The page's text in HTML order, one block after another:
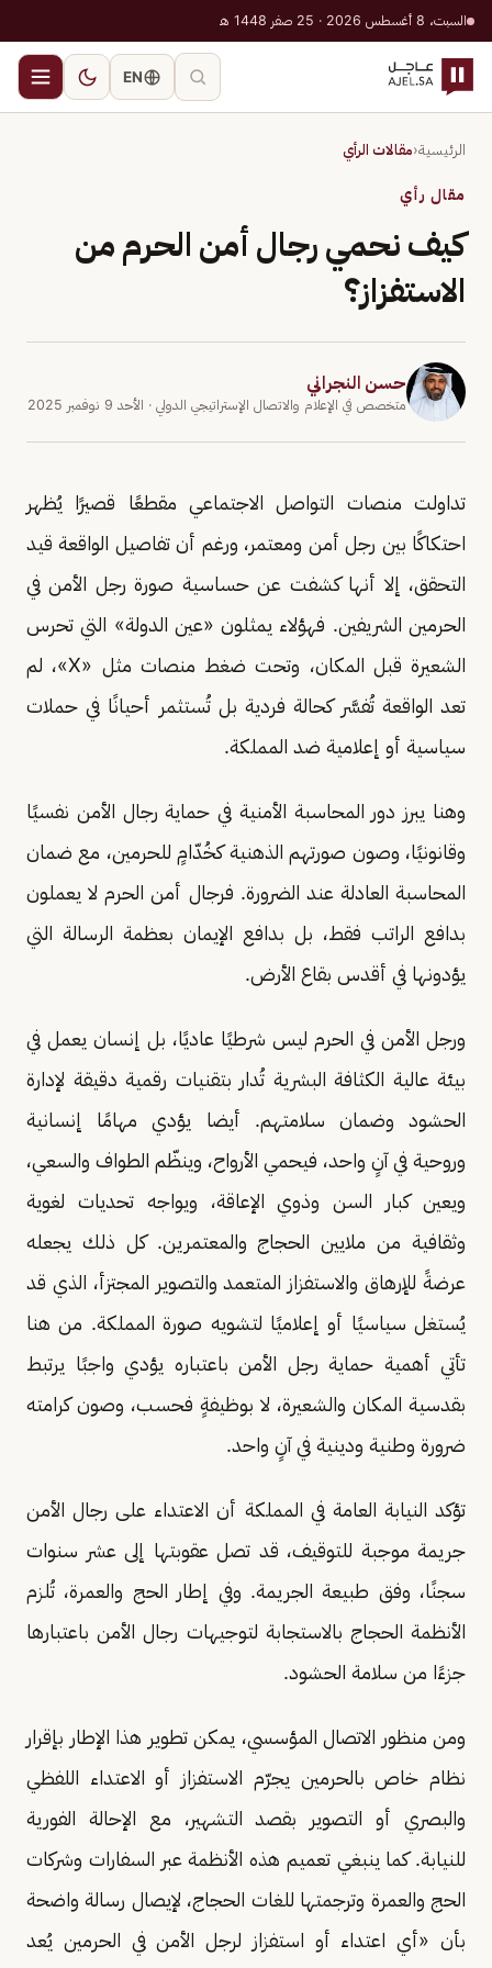
السبت، 8 أغسطس 2026 · 25 صفر 1448 هـ
EN
الرئيسية‹مقالات الرأي
مقال رأي
كيف نحمي رجال أمن الحرم من
الاستفزاز؟
حسن النجراني
متخصص في الإعلام والاتصال الإستراتيجي الدولي · الأحد 9 نوفمبر 2025
تداولت منصات التواصل الاجتماعي مقطعًا قصيرًا يُظهر
احتكاكًا بين رجل أمن ومعتمر، ورغم أن تفاصيل الواقعة قيد
التحقق، إلا أنها كشفت عن حساسية صورة رجل الأمن في
الحرمين الشريفين. فهؤلاء يمثلون «عين الدولة» التي تحرس
الشعيرة قبل المكان، وتحت ضغط منصات مثل «X»، لم
تعد الواقعة تُفسَّر كحالة فردية بل تُستثمر أحيانًا في حملات
سياسية أو إعلامية ضد المملكة.
وهنا يبرز دور المحاسبة الأمنية في حماية رجال الأمن نفسيًا
وقانونيًا، وصون صورتهم الذهنية كخُدّامٍ للحرمين، مع ضمان
المحاسبة العادلة عند الضرورة. فرجال أمن الحرم لا يعملون
بدافع الراتب فقط، بل بدافع الإيمان بعظمة الرسالة التي
يؤدونها في أقدس بقاع الأرض.
ورجل الأمن في الحرم ليس شرطيًا عاديًا، بل إنسان يعمل في
بيئة عالية الكثافة البشرية تُدار بتقنيات رقمية دقيقة لإدارة
الحشود وضمان سلامتهم. أيضا يؤدي مهامًا إنسانية
وروحية في آنٍ واحد، فيحمي الأرواح، وينظّم الطواف والسعي،
ويعين كبار السن وذوي الإعاقة، ويواجه تحديات لغوية
وثقافية من ملايين الحجاج والمعتمرين. كل ذلك يجعله
عرضةً للإرهاق والاستفزاز المتعمد والتصوير المجتزأ، الذي قد
يُستغل سياسيًا أو إعلاميًا لتشويه صورة المملكة. من هنا
تأتي أهمية حماية رجل الأمن باعتباره يؤدي واجبًا يرتبط
بقدسية المكان والشعيرة، لا بوظيفةٍ فحسب، وصون كرامته
ضرورة وطنية ودينية في آنٍ واحد.
تؤكد النيابة العامة في المملكة أن الاعتداء على رجال الأمن
جريمة موجبة للتوقيف، قد تصل عقوبتها إلى عشر سنوات
سجنًا، وفق طبيعة الجريمة. وفي إطار الحج والعمرة، تُلزم
الأنظمة الحجاج بالاستجابة لتوجيهات رجال الأمن باعتبارها
جزءًا من سلامة الحشود.
ومن منظور الاتصال المؤسسي، يمكن تطوير هذا الإطار بإقرار
نظام خاص بالحرمين يجرّم الاستفزاز أو الاعتداء اللفظي
والبصري أو التصوير بقصد التشهير، مع الإحالة الفورية
للنيابة. كما ينبغي تعميم هذه الأنظمة عبر السفارات وشركات
الحج والعمرة وترجمتها للغات الحجاج، لإيصال رسالة واضحة
بأن «أي اعتداء أو استفزاز لرجل الأمن في الحرمين يُعد